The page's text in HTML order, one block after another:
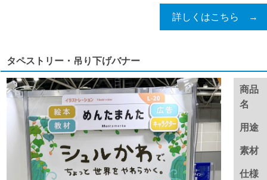
詳しくはこちら →
タペストリー・吊り下げバナー
商品
名
用途
素材
仕様